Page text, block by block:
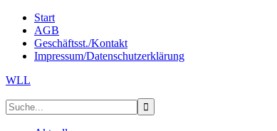
Start
AGB
Geschäftsst./Kontakt
Impressum/Datenschutzerklärung
WLL